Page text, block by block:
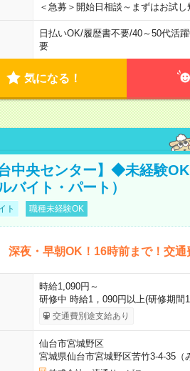
＜急募＞開始日相談～まずはお試
日払いOK/履歴書不要/40～50代活
要
気になる！
台中央センター】◆未経験
バイト・パート）
ト 職種未経験OK
深夜・早朝OK！16時前まで！交
時給1,090円～
研修中 時給1，090円以上(研修期間
交通費別途支給あり
仙台市宮城野区
宮城県仙台市宮城野区苦竹3-4-35（